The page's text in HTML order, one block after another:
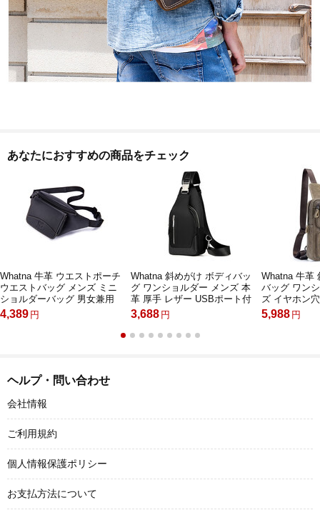
あなたにおすすめの商品をチェック
Whatna 牛革 ウエストポーチ
ウエストバッグ メンズ ミニ
ショルダーバッグ 男女兼用
厚手 本革 斜めがけ ボディバ
ッグ ワンショルダー 軽量 黒
4,389 円
Whatna 斜めがけ ボディバッ
グ ワンショルダー メンズ 本
革 厚手 レザー USBポート付
き 防水高密度オックスフォー
ド 黑 青 XB32
3,688 円
Whatna 牛革
バッグ ワン
ズ イヤホン
レザー106
5,988 円
ヘルプ・問い合わせ
会社情報
ご利用規約
個人情報保護ポリシー
お支払方法について